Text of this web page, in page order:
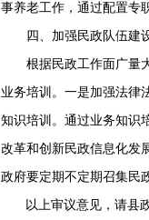
事养老工作，通过配置专
四、加强民政队伍建
根据民政工作面广量
业务培训。一是加强法律
知识培训。通过业务知识
改革和创新民政信息化发
政府要定期不定期召集民
以上审议意见，请县